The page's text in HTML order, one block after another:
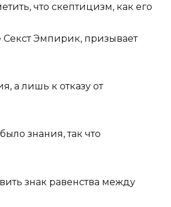
что скептицизм, как его
Секст Эмпирик, призывает
а лишь к отказу от
знания, так что
знак равенства между